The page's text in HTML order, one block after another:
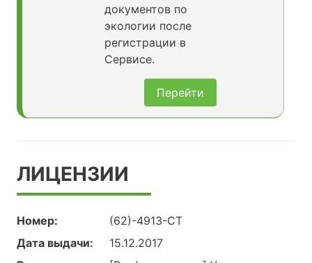
документов по
экологии после
регистрации в
Сервисе.
Перейти
ЛИЦЕНЗИИ
Номер:
(62)-4913-СТ
Дата выдачи:
15.12.2017